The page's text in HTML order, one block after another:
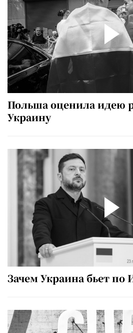
Польша оценила идею
Украину
Зачем Украина бьет по